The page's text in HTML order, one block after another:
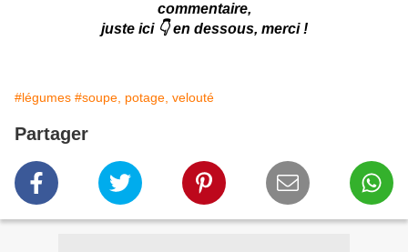
commentaire,
juste ici 👇 en dessous, merci !
#légumes #soupe, potage, velouté
Partager